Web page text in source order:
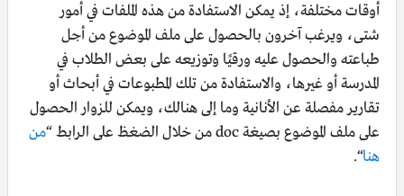
أوقات مختلفة، إذ يمكن الاستفادة من هذه الملفات في أمور
شتى، ويرغب آخرون بالحصول على ملف الموضوع من أجل
طباعته والحصول عليه ورقيًا وتوزيعه على بعض الطلاب في
المدرسة أو غيرها، والاستفادة من تلك المطبوعات في أبحاث أو
تقارير مفصلة عن الأنانية وما إلى هنالك، ويمكن للزوار الحصول
على ملف الموضوع بصيغة doc من خلال الضغظ على الرابط “
من
هنا“.